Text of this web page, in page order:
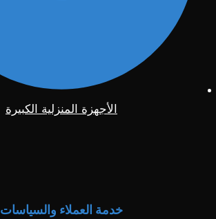
الأجهزة المنزلية الكبيرة
خدمة العملاء والسياسات